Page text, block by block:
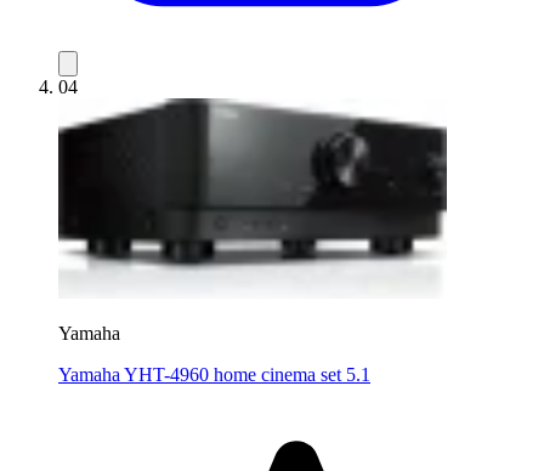
04
Yamaha
Yamaha YHT-4960 home cinema set 5.1